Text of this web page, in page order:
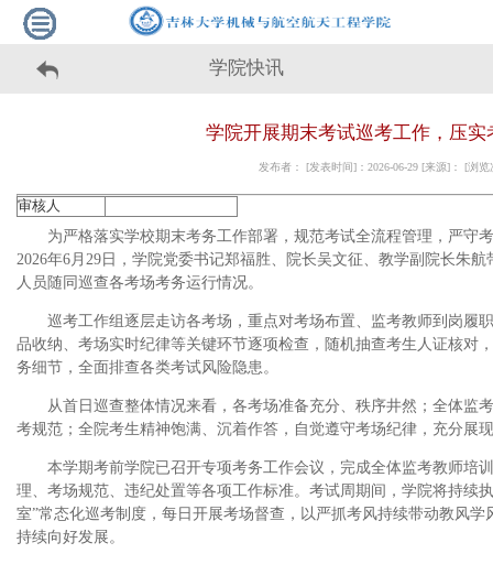
学院快讯
学院开展期末考试巡考工作，压实
发布者： [发表时间]：2026-06-29 [来源]： [浏
审核人
为严格落实学校期末考务工作部署，规范考试全流程管理，严守
2026年6月29日，学院党委书记郑福胜、院长吴文征、教学副院长朱
人员随同巡查各考场考务运行情况。
巡考工作组逐层走访各考场，重点对考场布置、监考教师到岗履
品收纳、考场实时纪律等关键环节逐项检查，随机抽查考生人证核对
务细节，全面排查各类考试风险隐患。
从首日巡查整体情况来看，各考场准备充分、秩序井然；全体监
考规范；全院考生精神饱满、沉着作答，自觉遵守考场纪律，充分展
本学期考前学院已召开专项考务工作会议，完成全体监考教师培
理、考场规范、违纪处置等各项工作标准。考试周期间，学院将持续
室”常态化巡考制度，每日开展考场督查，以严抓考风持续带动教风
持续向好发展。